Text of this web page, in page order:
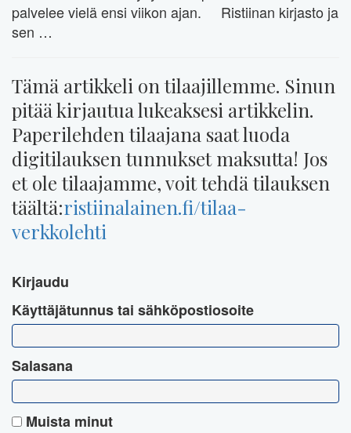
palvelee vielä ensi viikon ajan. Ristiinan kirjasto ja
sen …
Tämä artikkeli on tilaajillemme. Sinun
pitää kirjautua lukeaksesi artikkelin.
Paperilehden tilaajana saat luoda
digitilauksen tunnukset maksutta! Jos
et ole tilaajamme, voit tehdä tilauksen
täältä:ristiinalainen.fi/tilaa-
verkkolehti
Kirjaudu
Käyttäjätunnus tai sähköpostiosoite
Salasana
Muista minut